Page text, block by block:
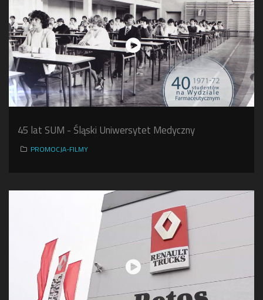
45 lat SUM - Śląski Uniwersytet Medyczny
PROMOCJA-FILMY